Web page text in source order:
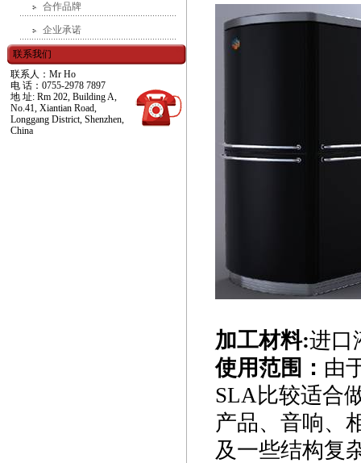
加工材料:进口
使用范围： 由
SLA比较适合
产品、音响、
及一些结构复
合作品牌
企业承诺
联系我们
联系人：Mr Ho
电 话：0755-2978 7897
地 址: Rm 202, Building A,
No.41, Xiantian Road,
Longgang District, Shenzhen,
China